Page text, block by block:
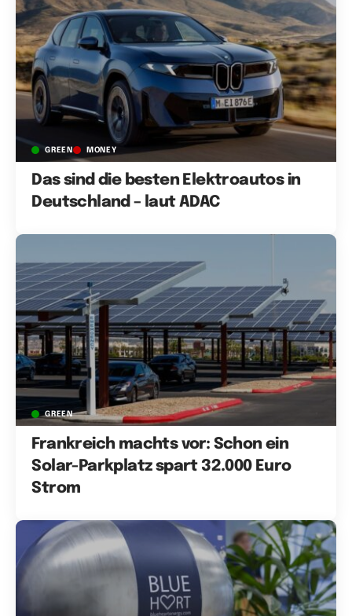
GREEN MONEY
Das sind die besten Elektroautos in
Deutschland – laut ADAC
GREEN
Frankreich machts vor: Schon ein
Solar-Parkplatz spart 32.000 Euro
Strom